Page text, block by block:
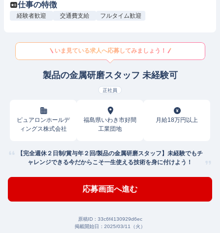
仕事の特徴
経験者歓迎 交通費支給 フルタイム歓迎
いま見ている求人へ応募してみましょう！
製品の金属研磨スタッフ 未経験可
正社員
ピュアロンホールデ
ィングス株式会社
福島県いわき市好間
工業団地
月給18万円以上
【完全週休２日制/賞与年２回/製品の金属研磨スタッフ】未経験でもチ
ャレンジできる今だからこそ一生使える技術を身に付けよう！
応募画面へ進む
原稿ID： 33c6f4130929d6ec
掲載開始日： 2025/03/11（火）